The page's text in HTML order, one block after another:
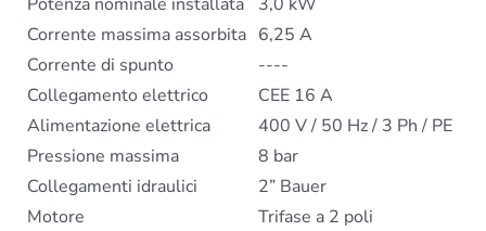
Corrente massima assorbita 6,25 A
Corrente di spunto
----
Collegamento elettrico
CEE 16 A
Alimentazione elettrica
400 V / 50 Hz / 3 Ph / PE
Pressione massima
8 bar
Collegamenti idraulici
2” Bauer
Motore
Trifase a 2 poli